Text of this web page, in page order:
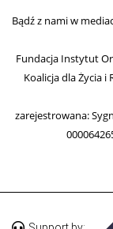
Bądź z nami w
Fundacja Instytut
Koalicja dla Życia i
zarejestrowana: